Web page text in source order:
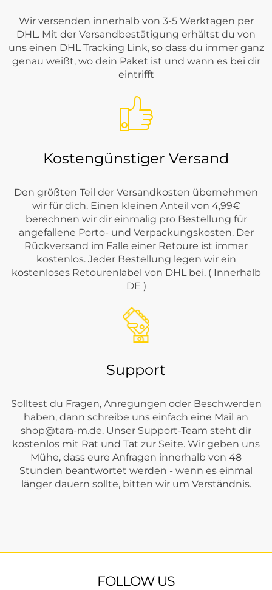
Wir versenden innerhalb von 3-5 Werktagen per
DHL. Mit der Versandbestätigung erhältst du von
uns einen DHL Tracking Link, so dass du immer ganz
genau weißt, wo dein Paket ist und wann es bei dir
eintrifft
Kostengünstiger Versand
Den größten Teil der Versandkosten übernehmen
wir für dich. Einen kleinen Anteil von 4,99€
berechnen wir dir einmalig pro Bestellung für
angefallene Porto- und Verpackungskosten. Der
Rückversand im Falle einer Retoure ist immer
kostenlos. Jeder Bestellung legen wir ein
kostenloses Retourenlabel von DHL bei. ( Innerhalb
DE )
Support
Solltest du Fragen, Anregungen oder Beschwerden
haben, dann schreibe uns einfach eine Mail an
shop@tara-m.de. Unser Support-Team steht dir
kostenlos mit Rat und Tat zur Seite. Wir geben uns
Mühe, dass eure Anfragen innerhalb von 48
Stunden beantwortet werden - wenn es einmal
länger dauern sollte, bitten wir um Verständnis.
FOLLOW US